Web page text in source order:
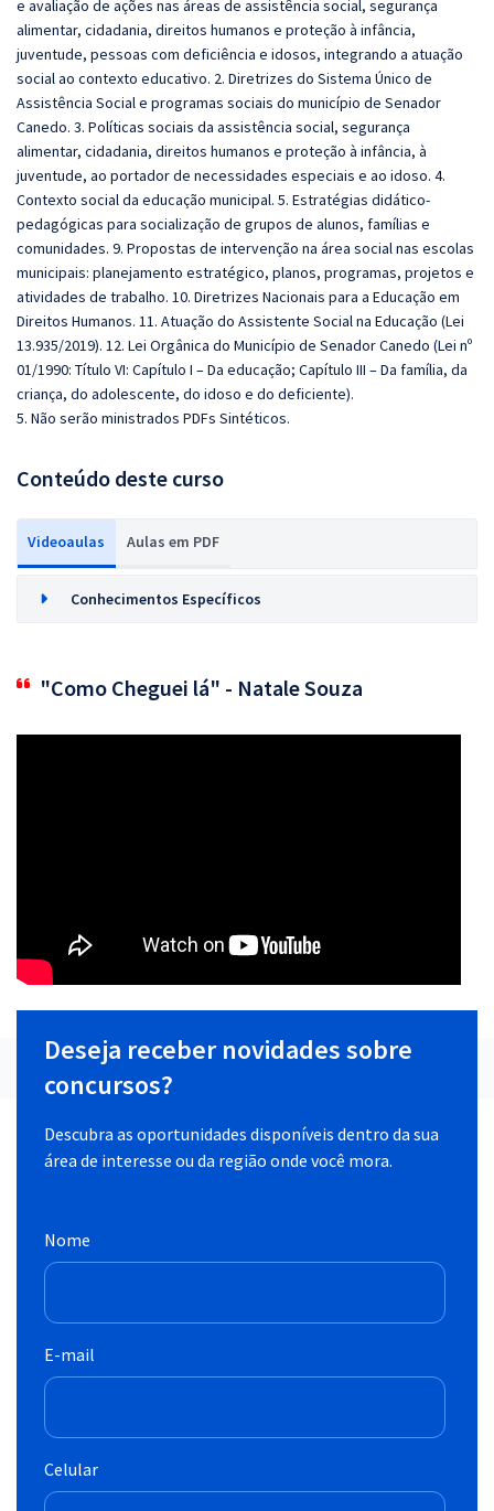
e avaliação de ações nas áreas de assistência social, segurança
alimentar, cidadania, direitos humanos e proteção à infância,
juventude, pessoas com deficiência e idosos, integrando a atuação
social ao contexto educativo. 2. Diretrizes do Sistema Único de
Assistência Social e programas sociais do município de Senador
Canedo. 3. Políticas sociais da assistência social, segurança
alimentar, cidadania, direitos humanos e proteção à infância, à
juventude, ao portador de necessidades especiais e ao idoso. 4.
Contexto social da educação municipal. 5. Estratégias didático-
pedagógicas para socialização de grupos de alunos, famílias e
comunidades. 9. Propostas de intervenção na área social nas escolas
municipais: planejamento estratégico, planos, programas, projetos e
atividades de trabalho. 10. Diretrizes Nacionais para a Educação em
Direitos Humanos. 11. Atuação do Assistente Social na Educação (Lei
13.935/2019). 12. Lei Orgânica do Município de Senador Canedo (Lei nº
01/1990: Título VI: Capítulo I – Da educação; Capítulo III – Da família, da
criança, do adolescente, do idoso e do deficiente).
5. Não serão ministrados PDFs Sintéticos.
Conteúdo deste curso
Videoaulas Aulas em PDF
Conhecimentos Específicos
"Como Cheguei lá" - Natale Souza
Deseja receber novidades sobre
concursos?
Descubra as oportunidades disponíveis dentro da sua
área de interesse ou da região onde você mora.
Nome
E-mail
Celular